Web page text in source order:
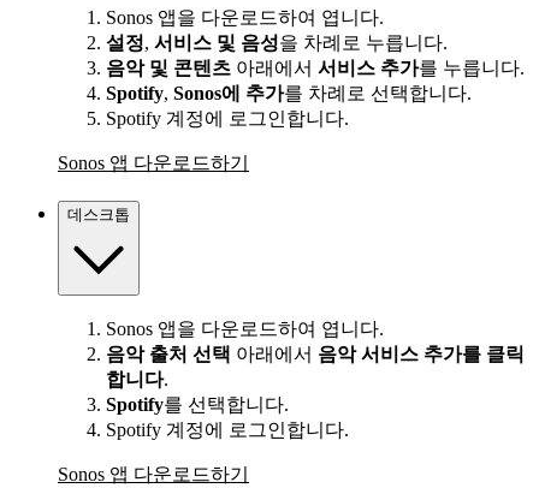
Sonos 앱을 다운로드하여 엽니다.
설정, 서비스 및 음성을 차례로 누릅니다.
음악 및 콘텐츠 아래에서 서비스 추가를 누릅니다.
Spotify, Sonos에 추가를 차례로 선택합니다.
Spotify 계정에 로그인합니다.
Sonos 앱 다운로드하기
데스크톱
Sonos 앱을 다운로드하여 엽니다.
음악 출처 선택 아래에서 음악 서비스 추가를 클릭
합니다.
Spotify를 선택합니다.
Spotify 계정에 로그인합니다.
Sonos 앱 다운로드하기